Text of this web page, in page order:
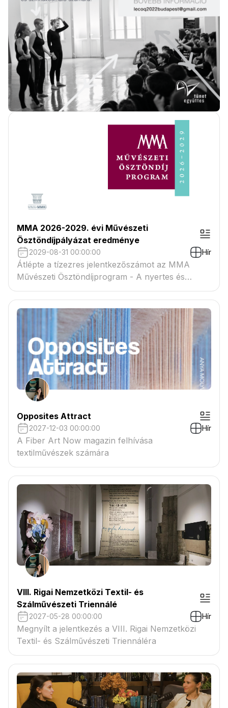
MMA 2026-2029. évi Művészeti
Ösztöndíjpályázat eredménye
2029-08-31 00:00:00 Hír
Átlépte a tízezres jelentkezőszámot az MMA
Művészeti Ösztöndíjprogram - A nyertes és
tartaléklistás pályázók névsora megtekinthető a
csatolmányban
Opposites Attract
2027-12-03 00:00:00 Hír
A Fiber Art Now magazin felhívása
textilművészek számára
VIII. Rigai Nemzetközi Textil- és
Szálművészeti Triennálé
2027-05-28 00:00:00 Hír
Megnyílt a jelentkezés a VIII. Rigai Nemzetközi
Textil- és Szálművészeti Triennáléra